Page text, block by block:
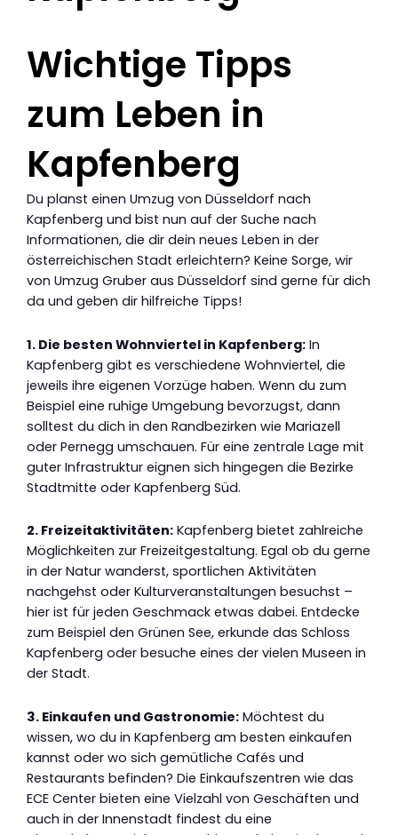
Wichtige Tipps
zum Leben in
Kapfenberg
Du planst einen Umzug von Düsseldorf nach
Kapfenberg und bist nun auf der Suche nach
Informationen, die dir dein neues Leben in der
österreichischen Stadt erleichtern? Keine Sorge, wir
von Umzug Gruber aus Düsseldorf sind gerne für dich
da und geben dir hilfreiche Tipps!
1. Die besten Wohnviertel in Kapfenberg: In
Kapfenberg gibt es verschiedene Wohnviertel, die
jeweils ihre eigenen Vorzüge haben. Wenn du zum
Beispiel eine ruhige Umgebung bevorzugst, dann
solltest du dich in den Randbezirken wie Mariazell
oder Pernegg umschauen. Für eine zentrale Lage mit
guter Infrastruktur eignen sich hingegen die Bezirke
Stadtmitte oder Kapfenberg Süd.
2. Freizeitaktivitäten: Kapfenberg bietet zahlreiche
Möglichkeiten zur Freizeitgestaltung. Egal ob du gerne
in der Natur wanderst, sportlichen Aktivitäten
nachgehst oder Kulturveranstaltungen besuchst –
hier ist für jeden Geschmack etwas dabei. Entdecke
zum Beispiel den Grünen See, erkunde das Schloss
Kapfenberg oder besuche eines der vielen Museen in
der Stadt.
3. Einkaufen und Gastronomie: Möchtest du
wissen, wo du in Kapfenberg am besten einkaufen
kannst oder wo sich gemütliche Cafés und
Restaurants befinden? Die Einkaufszentren wie das
ECE Center bieten eine Vielzahl von Geschäften und
auch in der Innenstadt findest du eine